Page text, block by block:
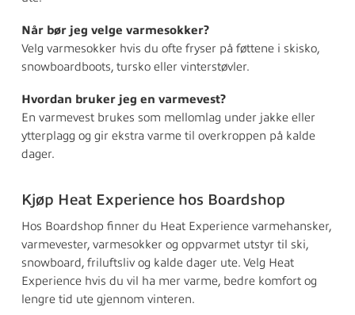
Når bør jeg velge varmesokker?
Velg varmesokker hvis du ofte fryser på føttene i skisko,
snowboardboots, tursko eller vinterstøvler.
Hvordan bruker jeg en varmevest?
En varmevest brukes som mellomlag under jakke eller
ytterplagg og gir ekstra varme til overkroppen på kalde
dager.
Kjøp Heat Experience hos Boardshop
Hos Boardshop finner du Heat Experience varmehansker,
varmevester, varmesokker og oppvarmet utstyr til ski,
snowboard, friluftsliv og kalde dager ute. Velg Heat
Experience hvis du vil ha mer varme, bedre komfort og
lengre tid ute gjennom vinteren.